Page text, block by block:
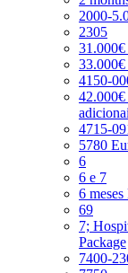
2000-
2305
4150-
4715-
5780
6
6 e 7
6
69
7;
Package
7400-